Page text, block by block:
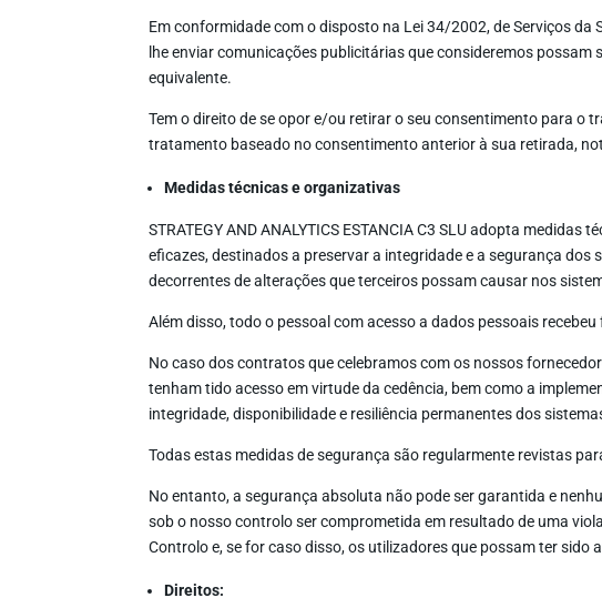
Em conformidade com o disposto na Lei 34/2002, de Serviços
lhe enviar comunicações publicitárias que consideremos
equivalente.
Tem o direito de se opor e/ou retirar o seu consentimento para o
tratamento baseado no consentimento anterior à sua retirada,
Medidas técnicas e organizativas
STRATEGY AND ANALYTICS ESTANCIA C3 SLU adopta
eficazes, destinados a preservar a integridade e a segurança
decorrentes de alterações que terceiros possam causar nos
Além disso, todo o pessoal com acesso a dados pessoais
No caso dos contratos que celebramos com os nossos
tenham tido acesso em virtude da cedência, bem como a
integridade, disponibilidade e resiliência permanentes dos
Todas estas medidas de segurança são regularmente revistas
No entanto, a segurança absoluta não pode ser garantida e
sob o nosso controlo ser comprometida em resultado de uma
Controlo e, se for caso disso, os utilizadores que possam ter
Direitos: